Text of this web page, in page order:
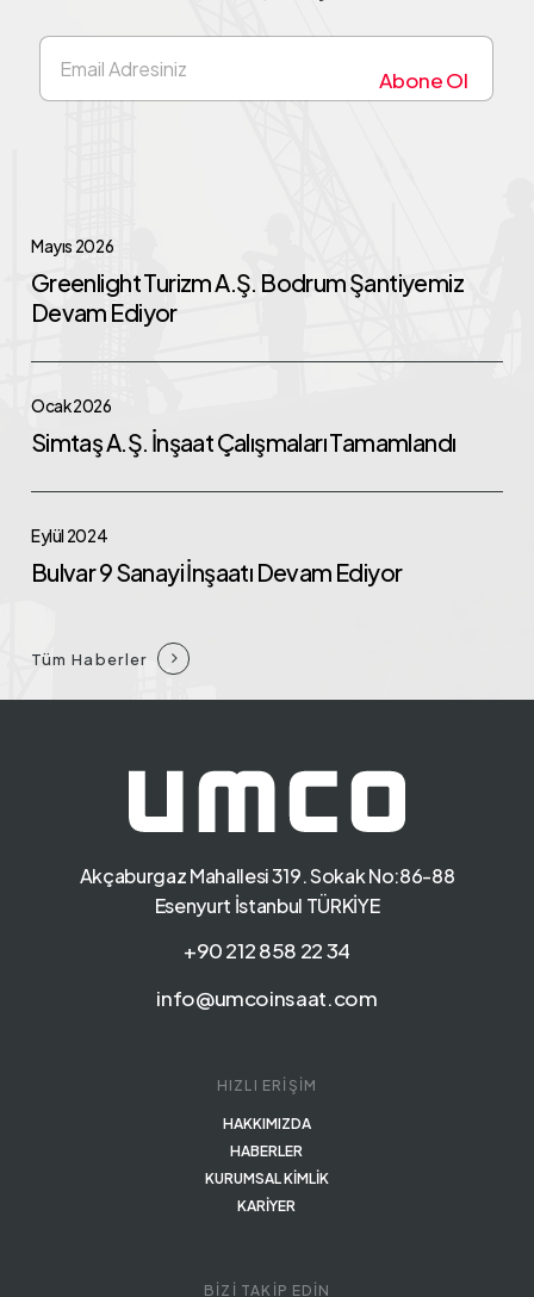
E
p
Abone Ol
Turizm
A.Ş.
Bodrum
Şantiyemiz
Devam
Ediyor
Mayıs 2026
Greenlight Turizm A.Ş. Bodrum Şantiyemiz
Devam Ediyor
A.Ş.
İnşaat
Çalışmaları
Ocak 2026
Simtaş A.Ş. İnşaat Çalışmaları Tamamlandı
9
Sanayi
Devam
Eylül 2024
Bulvar 9 Sanayi İnşaatı Devam Ediyor
Tüm Haberler
Akçaburgaz Mahallesi 319. Sokak No:86-88
Esenyurt İstanbul TÜRKİYE
+90 212 858 22 34
info@umcoinsaat.com
HIZLI ERİŞİM
HAKKIMIZDA
HABERLER
KURUMSAL KİMLİK
KARİYER
BİZİ TAKİP EDİN